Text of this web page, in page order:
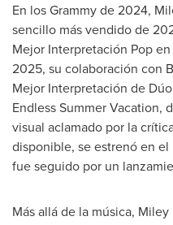
En losGrammy de2024,
sencillo más vendido de
Mejor Interpretación Pop
2025, su colaboración con
Mejor Interpretación de
Endless Summer Vacation,
visual aclamado por la
disponible, se estrenó en el
fue seguido por un
Más allá de la música,